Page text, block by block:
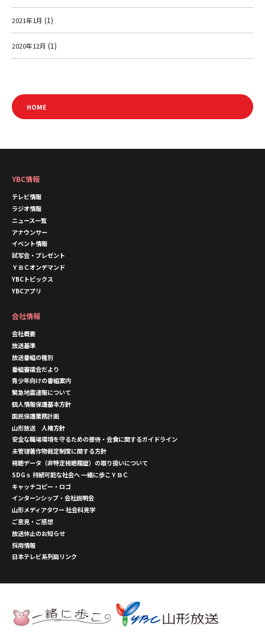
2021年1月 (1)
2020年12月 (1)
HOME
YBC情報
テレビ情報
ラジオ情報
ニュース一覧
アナウンサー
イベント情報
試写会・プレゼント
ＹＢＣオンデマンド
YBCトピックス
YBCアプリ
会社情報
会社概要
放送基準
放送番組の種別
番組審議会だより
青少年向けの番組案内
緊急地震速報について
個人情報保護基本方針
国民保護業務計画
山形放送 人権方針
安全な職場環境を守るための接待・会食に関するガイドライン
未管理著作物裁定制度に関する方針
視聴データ（非特定視聴履歴）の取り扱いについて
SDGｓ 持続可能な社会へ 一緒に歩こＹＢＣ
キャッチコピー・ロゴ
インターンシップ・会社説明会
山形メディアタワー 社会科見学
ご意見・ご感想
放送休止のお知らせ
採用情報
日本テレビ系列局リンク